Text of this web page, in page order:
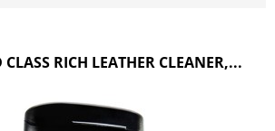
RICH LEATHER CLEANER,...